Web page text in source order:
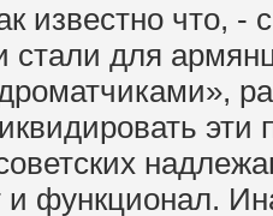
известно что, -
стали для
эти
функционал.